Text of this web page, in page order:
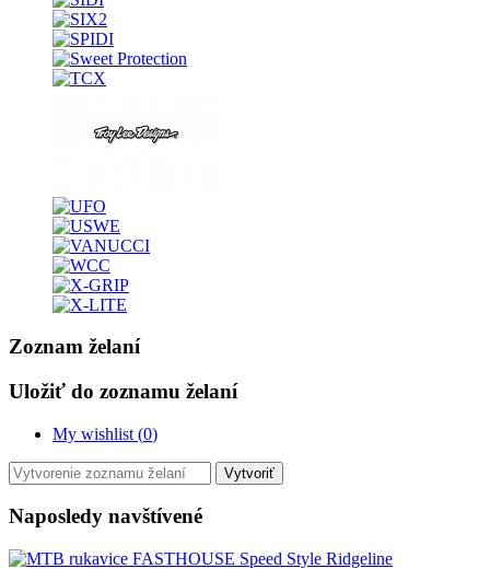
Zoznam želaní
Uložiť do zoznamu želaní
My wishlist (0)
Vytvoriť
Naposledy navštívené